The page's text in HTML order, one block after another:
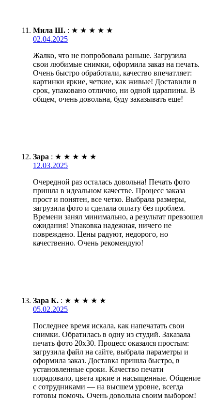
Мила Ш. : ★ ★ ★ ★ ★
02.04.2025
Жалко, что не попробовала раньше. Загрузила
свои любимые снимки, оформила заказ на печать.
Очень быстро обработали, качество впечатляет:
картинки яркие, четкие, как живые! Доставили в
срок, упаковано отлично, ни одной царапины. В
общем, очень довольна, буду заказывать еще!
Зара : ★ ★ ★ ★ ★
12.03.2025
Очередной раз осталась довольна! Печать фото
пришла в идеальном качестве. Процесс заказа
прост и понятен, все четко. Выбрала размеры,
загрузила фото и сделала оплату без проблем.
Времени занял минимально, а результат превзошел
ожидания! Упаковка надежная, ничего не
повреждено. Цены радуют, недорого, но
качественно. Очень рекомендую!
Зара К. : ★ ★ ★ ★ ★
05.02.2025
Последнее время искала, как напечатать свои
снимки. Обратилась в одну из студий. Заказала
печать фото 20х30. Процесс оказался простым:
загрузила файл на сайте, выбрала параметры и
оформила заказ. Доставка пришла быстро, в
установленные сроки. Качество печати
порадовало, цвета яркие и насыщенные. Общение
с сотрудниками — на высшем уровне, всегда
готовы помочь. Очень довольна своим выбором!